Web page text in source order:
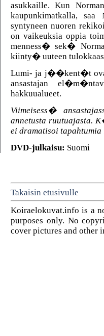
asukkaille. Kun
kaupunkimatkalla, saa
syntyneen nuoren
on vaikeuksia oppia
menness� sek�
kiinty� uuteen
Lumi- ja j��kent�t
ansastajan
hakkuualueet.
Viimeisess�
annetusta ruutuajasta.
ei dramatisoi
DVD-julkaisu: Suomi
Takaisin etusivulle
Koiraelokuvat.info is a
purposes only. No
cover pictures and other